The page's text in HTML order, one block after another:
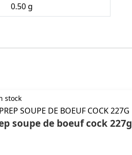
0.50 g
stock
soupe de boeuf cock 227g